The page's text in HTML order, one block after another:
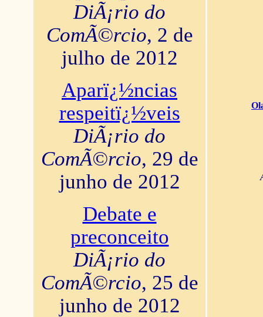
DiÃ¡rio do
ComÃ©rcio, 2 de
julho de 2012
Aparï¿½ncias
respeitï¿½veis
DiÃ¡rio do
ComÃ©rcio, 29 de
junho de 2012
Debate e
preconceito
DiÃ¡rio do
ComÃ©rcio, 25 de
junho de 2012